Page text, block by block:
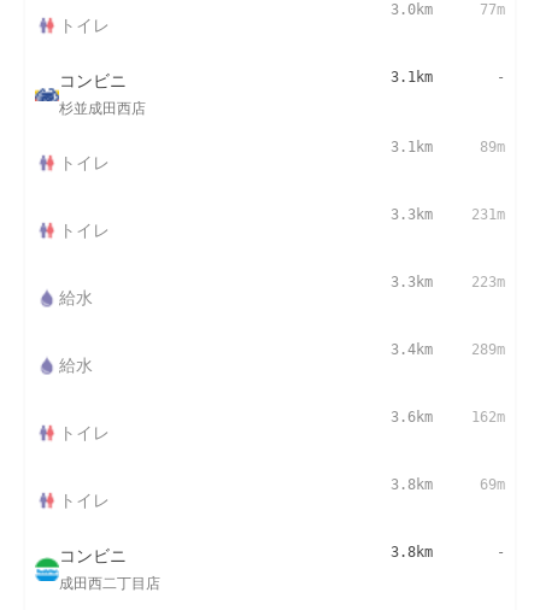
トイレ
3.0km 77m
コンビニ
杉並成田西店
3.1km -
トイレ
3.1km 89m
トイレ
3.3km 231m
給水
3.3km 223m
給水
3.4km 289m
トイレ
3.6km 162m
トイレ
3.8km 69m
コンビニ
成田西二丁目店
3.8km -